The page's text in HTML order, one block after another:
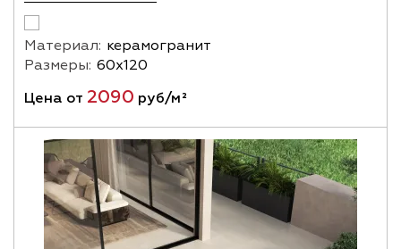
Материал: керамогранит
Размеры: 60х120
Цена от 2090 руб/м²